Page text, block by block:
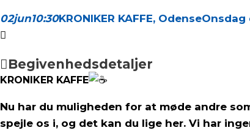
02jun10:30KRONIKER KAFFE, OdenseOnsdag
Begivenhedsdetaljer
KRONIKER KAFFE
Nu har du muligheden for at møde andre
spejle os i, og det kan du lige her. Vi har